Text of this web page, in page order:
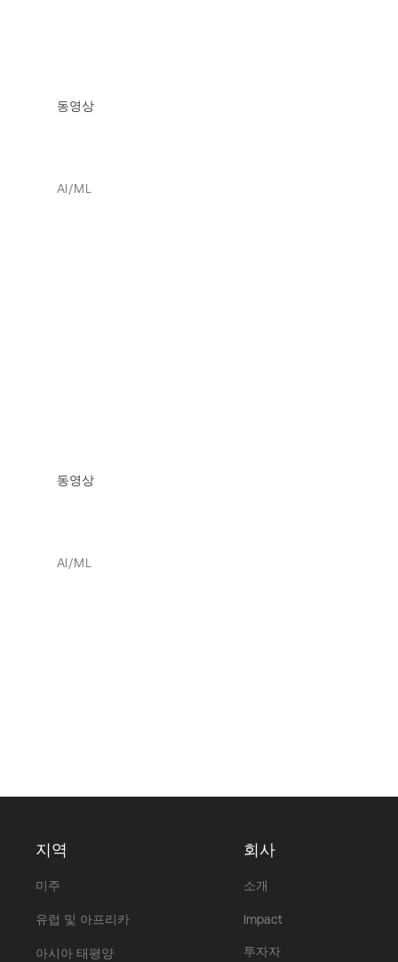
동영상
AI/ML
동영상
AI/ML
지역
미주
유럽 및 아프리카
아시아 태평양
회사
소개
Impact
투자자